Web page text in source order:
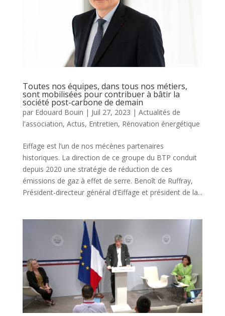
Toutes nos équipes, dans tous nos métiers,
sont mobilisées pour contribuer à bâtir la
société post-carbone de demain
par Edouard Bouin | Juil 27, 2023 | Actualités de
l'association, Actus, Entretien, Rénovation énergétique
Eiffage est l’un de nos mécènes partenaires
historiques. La direction de ce groupe du BTP conduit
depuis 2020 une stratégie de réduction de ces
émissions de gaz à effet de serre. Benoît de Ruffray,
Président-directeur général d’Eiffage et président de la...